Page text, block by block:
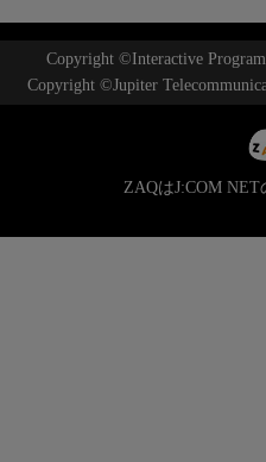
Copyright ©Interactive
Copyright ©Jupiter
ZAQはJ:COM